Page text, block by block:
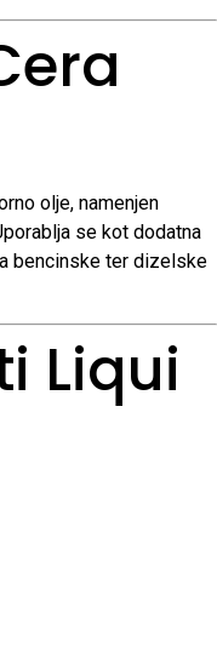
olje, namenjen
se kot dodatna
bencinske ter dizelske
Liqui